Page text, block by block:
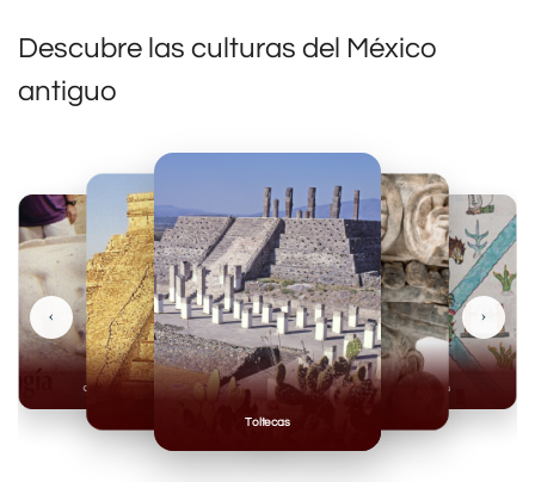
Descubre las culturas del México
antiguo
Toltecas
Mexicas
Olmecas
‹ ›